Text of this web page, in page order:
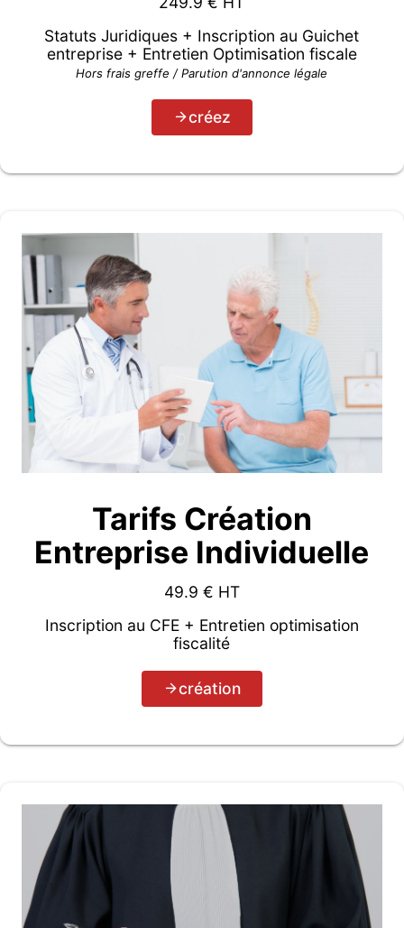
Statuts Juridiques + Inscription au Guichet
entreprise + Entretien Optimisation fiscale
Hors frais greffe / Parution d'annonce légale
créez
Tarifs Création
Entreprise Individuelle
49.9 € HT
Inscription au CFE + Entretien optimisation
fiscalité
création